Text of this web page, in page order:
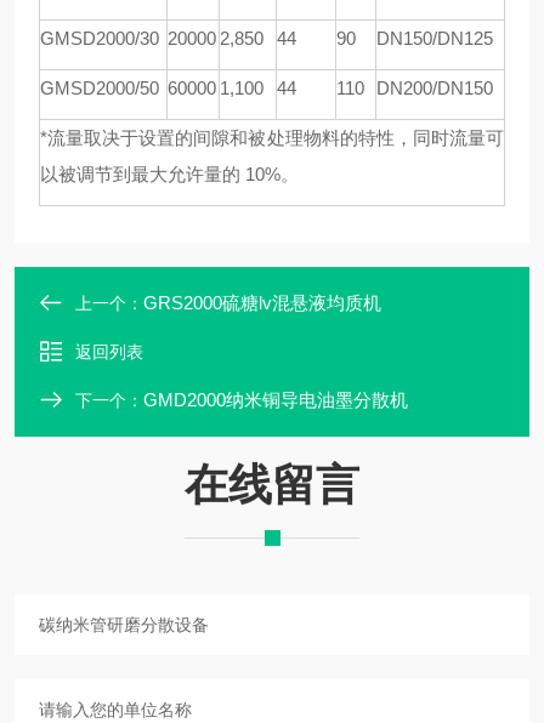
GMSD2000/30 20000 2,850 44 90 DN150/DN125
GMSD2000/50 60000 1,100 44 110 DN200/DN150
*流量取决于设置的间隙和被处理物料的特性，同时流量可
以被调节到最大允许量的 10%。
上一个： GRS2000硫糖lv混悬液均质机
返回列表
下一个： GMD2000纳米铜导电油墨分散机
在线留言